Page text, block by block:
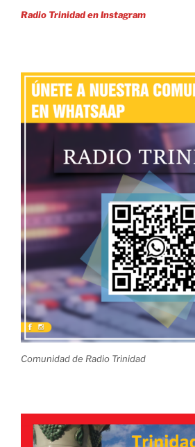
Radio Trinidad en Instagram
Comunidad de Radio Trinidad